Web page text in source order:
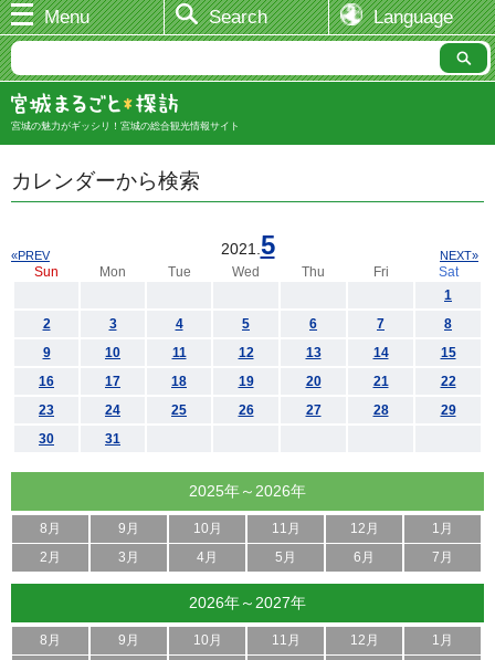
Menu Search Language
宮城の魅力がギッシリ！宮城の総合観光情報サイト
カレンダーから検索
2021. 5
«PREV NEXT»
Sun Mon Tue Wed Thu Fri
Sat
1
2
3 4 5 6 7
8
9
10 11 12 13 14
15
16
17 18 19 20 21
22
23
24 25 26 27 28
29
30
31
2025年～2026年
8月 9月 10月 11月 12月
1月
2月
3月 4月 5月 6月 7月
2026年～2027年
8月 9月 10月 11月 12月
1月